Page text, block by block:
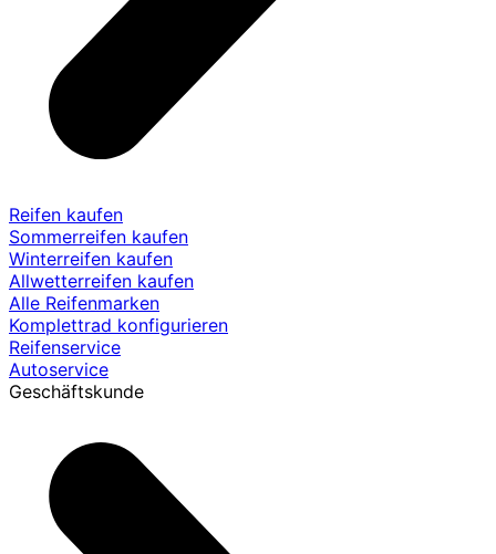
Reifen kaufen
Sommerreifen kaufen
Winterreifen kaufen
Allwetterreifen kaufen
Alle Reifenmarken
Komplettrad konfigurieren
Reifenservice
Autoservice
Geschäftskunde